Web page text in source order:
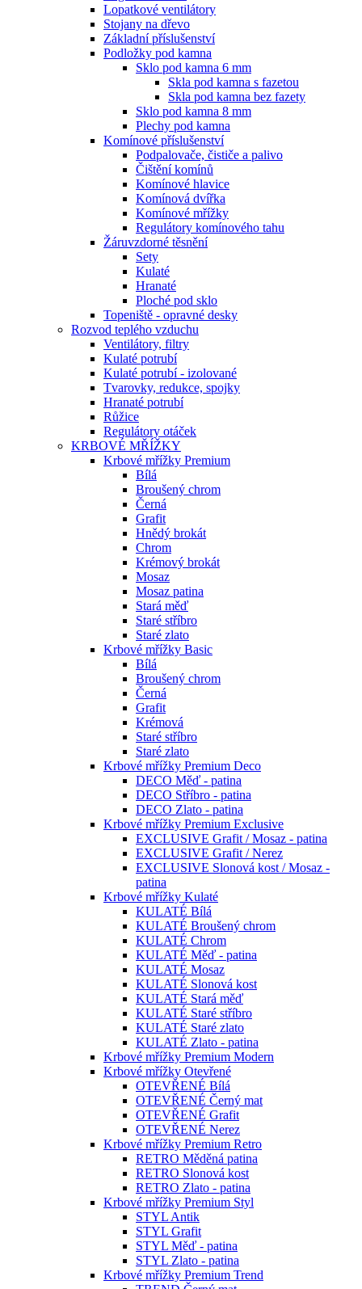
Lopatkové ventilátory
Stojany na dřevo
Základní příslušenství
Podložky pod kamna
Sklo pod kamna 6 mm
Skla pod kamna s fazetou
Skla pod kamna bez fazety
Sklo pod kamna 8 mm
Plechy pod kamna
Komínové příslušenství
Podpalovače, čističe a palivo
Čištění komínů
Komínové hlavice
Komínová dvířka
Komínové mřížky
Regulátory komínového tahu
Žáruvzdorné těsnění
Sety
Kulaté
Hranaté
Ploché pod sklo
Topeniště - opravné desky
Rozvod teplého vzduchu
Ventilátory, filtry
Kulaté potrubí
Kulaté potrubí - izolované
Tvarovky, redukce, spojky
Hranaté potrubí
Růžice
Regulátory otáček
KRBOVÉ MŘÍŽKY
Krbové mřížky Premium
Bílá
Broušený chrom
Černá
Grafit
Hnědý brokát
Chrom
Krémový brokát
Mosaz
Mosaz patina
Stará měď
Staré stříbro
Staré zlato
Krbové mřížky Basic
Bílá
Broušený chrom
Černá
Grafit
Krémová
Staré stříbro
Staré zlato
Krbové mřížky Premium Deco
DECO Měď - patina
DECO Stříbro - patina
DECO Zlato - patina
Krbové mřížky Premium Exclusive
EXCLUSIVE Grafit / Mosaz - patina
EXCLUSIVE Grafit / Nerez
EXCLUSIVE Slonová kost / Mosaz -
patina
Krbové mřížky Kulaté
KULATÉ Bílá
KULATÉ Broušený chrom
KULATÉ Chrom
KULATÉ Měď - patina
KULATÉ Mosaz
KULATÉ Slonová kost
KULATÉ Stará měď
KULATÉ Staré stříbro
KULATÉ Staré zlato
KULATÉ Zlato - patina
Krbové mřížky Premium Modern
Krbové mřížky Otevřené
OTEVŘENÉ Bílá
OTEVŘENÉ Černý mat
OTEVŘENÉ Grafit
OTEVŘENÉ Nerez
Krbové mřížky Premium Retro
RETRO Měděná patina
RETRO Slonová kost
RETRO Zlato - patina
Krbové mřížky Premium Styl
STYL Antik
STYL Grafit
STYL Měď - patina
STYL Zlato - patina
Krbové mřížky Premium Trend